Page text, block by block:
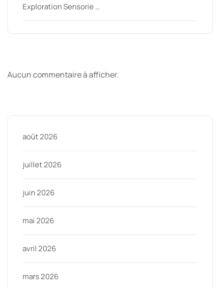
Exploration Sensorie …
Aucun commentaire à afficher.
août 2026
juillet 2026
juin 2026
mai 2026
avril 2026
mars 2026